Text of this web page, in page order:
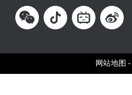
网站地图 -